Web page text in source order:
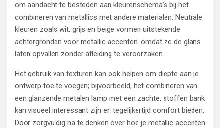
om aandacht te besteden aan kleurenschema’s bij het
combineren van metallics met andere materialen. Neutrale
kleuren zoals wit, grijs en beige vormen uitstekende
achtergronden voor metallic accenten, omdat ze de glans
laten opvallen zonder afleiding te veroorzaken.
Het gebruik van texturen kan ook helpen om diepte aan je
ontwerp toe te voegen; bijvoorbeeld, het combineren van
een glanzende metalen lamp met een zachte, stoffen bank
kan visueel interessant zijn en tegelijkertijd comfort bieden.
Door zorgvuldig na te denken over hoe je metallic accenten